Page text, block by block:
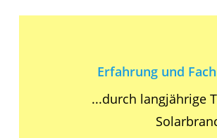
Erfahrung und
...durch langjährige